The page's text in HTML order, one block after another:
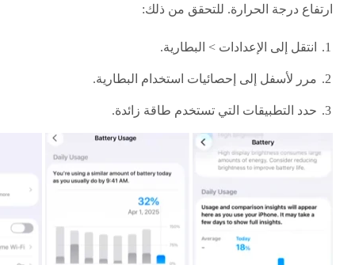
ارتفاع درجة الحرارة. للتحقق من ذلك:
انتقل إلى الإعدادات > البطارية.
مرر لأسفل إلى إحصائيات استخدام البطارية.
حدد التطبيقات التي تستخدم طاقة زائدة.